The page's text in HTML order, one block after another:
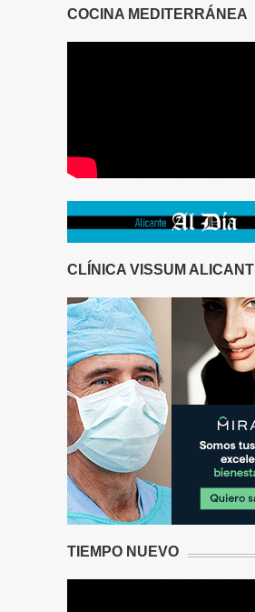
COCINA MEDITERRÁNEA
CLÍNICA VISSUM
TIEMPO NUEVO